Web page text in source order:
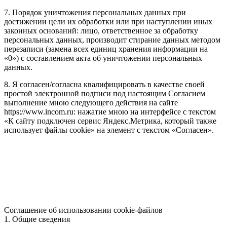
7. Порядок уничтожения персональных данных при
достижении цели их обработки или при наступлении иных
законных оснований: лицо, ответственное за обработку
персональных данных, производит стирание данных методом
перезаписи (замена всех единиц хранения информации на
«0») с составлением акта об уничтожении персональных
данных.
8. Я согласен/согласна квалифицировать в качестве своей
простой электронной подписи под настоящим Согласием
выполнение мною следующего действия на сайте
https://www.incom.ru: нажатие мною на интерфейсе с текстом
«К сайту подключен сервис Яндекс.Метрика, который также
использует файлы cookie» на элемент с текстом «Согласен».
Соглашение об использовании cookie-файлов
1. Общие сведения